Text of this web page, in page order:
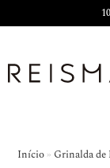
Início » Grinalda de